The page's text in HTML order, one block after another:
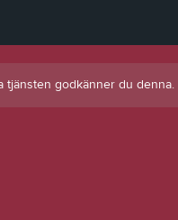
tjänsten godkänner du denna.